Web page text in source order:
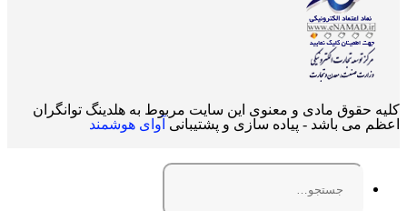
کلیه حقوق مادی و معنوی این سایت مربوط به هلدینگ توانگران
اعظم می باشد - پیاده سازی و پشتیبانی آوای هوشمند